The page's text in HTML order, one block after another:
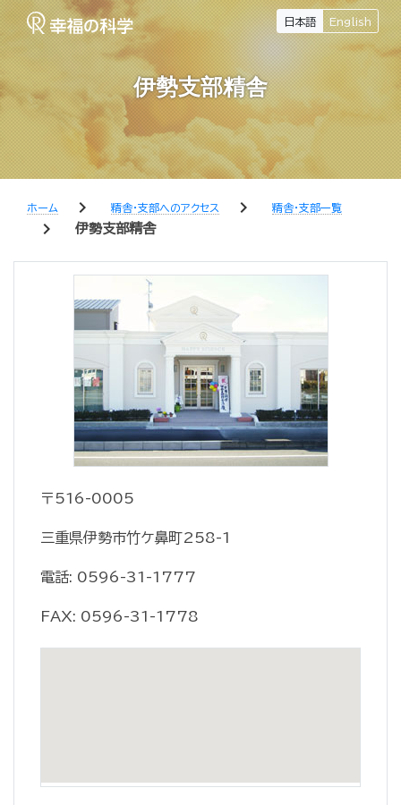
日本語 English
伊勢支部精舎
ホーム chevron_right 精舎・支部へのアクセス chevron_right 精舎・支部一覧
chevron_right 伊勢支部精舎
〒516-0005
三重県伊勢市竹ケ鼻町258-1
電話: 0596-31-1777
FAX: 0596-31-1778